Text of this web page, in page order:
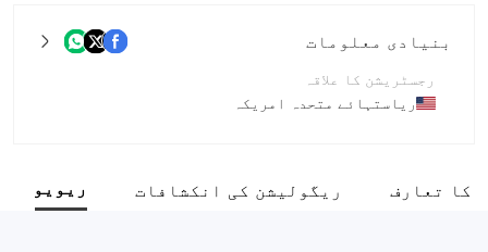
بنیادی معلومات
رجسٹریشن کا علاقہ
ریاستہائے متحدہ امریکہ
کمپنی کا مکمل نام
کا تعارف ریگولیشن کی انکشافات ریویو